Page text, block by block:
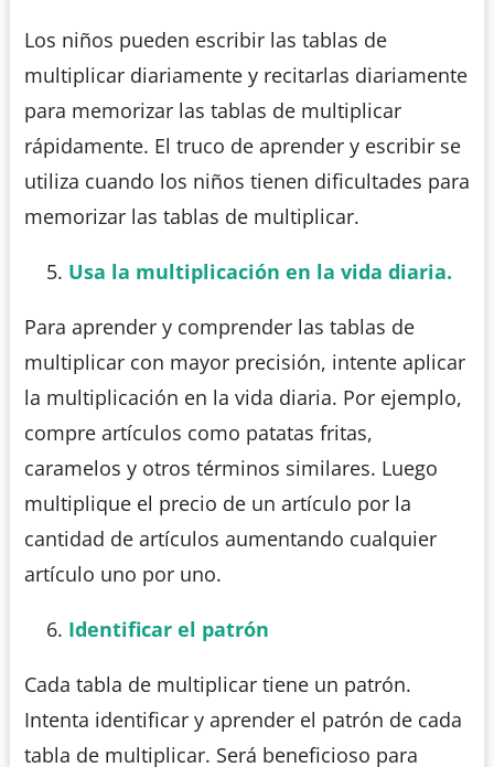
Los niños pueden escribir las tablas de
multiplicar diariamente y recitarlas diariamente
para memorizar las tablas de multiplicar
rápidamente. El truco de aprender y escribir se
utiliza cuando los niños tienen dificultades para
memorizar las tablas de multiplicar.
Usa la multiplicación en la vida diaria.
Para aprender y comprender las tablas de
multiplicar con mayor precisión, intente aplicar
la multiplicación en la vida diaria. Por ejemplo,
compre artículos como patatas fritas,
caramelos y otros términos similares. Luego
multiplique el precio de un artículo por la
cantidad de artículos aumentando cualquier
artículo uno por uno.
Identificar el patrón
Cada tabla de multiplicar tiene un patrón.
Intenta identificar y aprender el patrón de cada
tabla de multiplicar. Será beneficioso para